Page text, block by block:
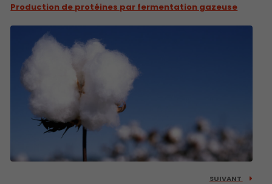
Production de protéines par fermentation gazeuse
SUIVANT